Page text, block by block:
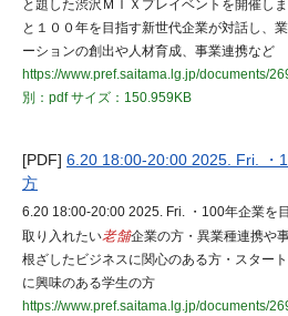
と題した渋沢ＭＩＸプレイベントを開催し
と１００年を目指す新世代企業が対話し、
ーションの創出や人材育成、事業連携など
https://www.pref.saitama.lg.jp/documents/
別：pdfサイズ：150.959KB
[PDF] 6.20 18:00-20:00 2025. Fri. ・
方
6.20 18:00-20:00 2025. Fri. ・100年企業を
取り入れたい老舗企業の方・異業種連携や
根ざしたビジネスに関心のある方・スター
に興味のある学生の方
https://www.pref.saitama.lg.jp/documents/